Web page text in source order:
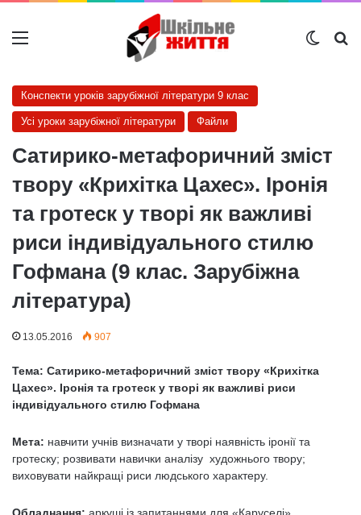
Меню
Конспекти уроків зарубіжної літератури 9 клас
Усі уроки зарубіжної літератури Файли
Сатирико-метафоричний зміст
твору «Крихітка Цахес». Іронія
та гротеск у творі як важливі
риси індивідуального стилю
Гофмана (9 клас. Зарубіжна
література)
13.05.2016 907
Тема: Сатирико-метафоричний зміст твору «Крихітка
Цахес». Іронія та гротеск у творі як важливі риси
індивідуального стилю Гофмана
Мета: навчити учнів визначати у творі наявність іронії та
гротеску; розвивати навички аналізу художнього твору;
виховувати найкращі риси людського характеру.